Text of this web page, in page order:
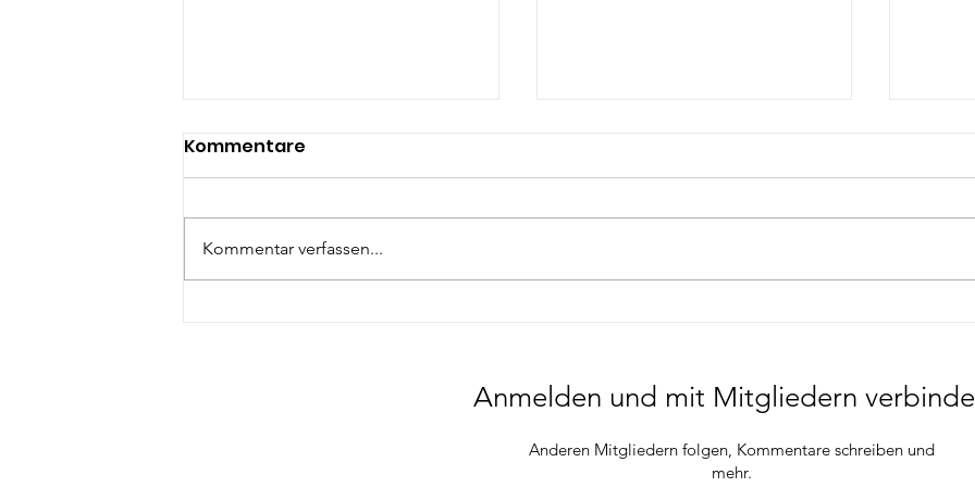
andere Content-
Kommentare
Kommentar verfassen...
Anmelden und mit Mitgliedern
Anderen Mitgliedern folgen, Kommentare schreiben und
mehr.